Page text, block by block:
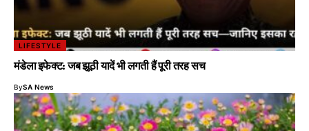
LIFESTYLE
मंडेला इफेक्ट: जब झूठी यादें भी लगती हैं पूरी तरह सच
BySA News